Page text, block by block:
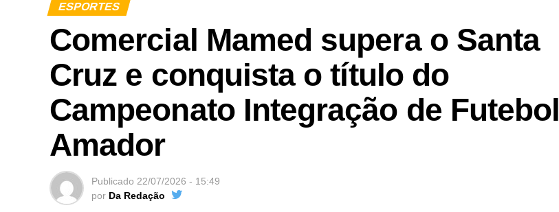
ESPORTES
Comercial Mamed supera o Santa
Cruz e conquista o título do
Campeonato Integração de Futebol
Amador
Publicado 22/07/2026 - 15:49
por Da Redação